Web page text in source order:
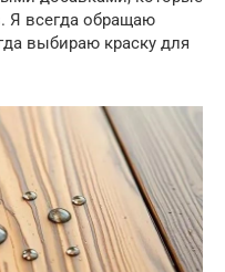
Я всегда обращаю
выбираю краску для